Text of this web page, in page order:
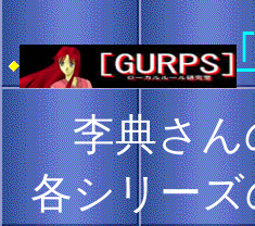
李典さん
各シリー